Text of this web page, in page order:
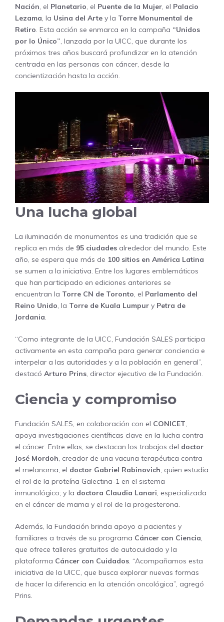
Nación, el Planetario, el Puente de la Mujer, el Palacio
Lezama, la Usina del Arte y la Torre Monumental de
Retiro. Esta acción se enmarca en la campaña “Unidos
por lo Único”, lanzada por la UICC, que durante los
próximos tres años buscará profundizar en la atención
centrada en las personas con cáncer, desde la
concientización hasta la acción.
Una lucha global
La iluminación de monumentos es una tradición que se
replica en más de 95 ciudades alrededor del mundo. Este
año, se espera que más de 100 sitios en América Latina
se sumen a la iniciativa. Entre los lugares emblemáticos
que han participado en ediciones anteriores se
encuentran la Torre CN de Toronto, el Parlamento del
Reino Unido, la Torre de Kuala Lumpur y Petra de
Jordania.
“Como integrante de la UICC, Fundación SALES participa
activamente en esta campaña para generar conciencia e
interpelar a las autoridades y a la población en general”,
destacó Arturo Prins, director ejecutivo de la Fundación.
Ciencia y compromiso
Fundación SALES, en colaboración con el CONICET,
apoya investigaciones científicas clave en la lucha contra
el cáncer. Entre ellas, se destacan los trabajos del doctor
José Mordoh, creador de una vacuna terapéutica contra
el melanoma; el doctor Gabriel Rabinovich, quien estudia
el rol de la proteína Galectina-1 en el sistema
inmunológico; y la doctora Claudia Lanari, especializada
en el cáncer de mama y el rol de la progesterona.
Además, la Fundación brinda apoyo a pacientes y
familiares a través de su programa Cáncer con Ciencia,
que ofrece talleres gratuitos de autocuidado y la
plataforma Cáncer con Cuidados. “Acompañamos esta
iniciativa de la UICC, que busca explorar nuevas formas
de hacer la diferencia en la atención oncológica”, agregó
Prins.